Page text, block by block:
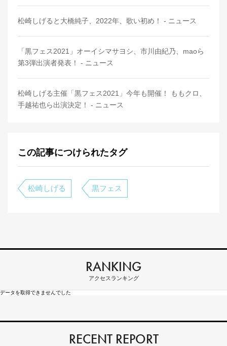
松崎しげると大橋純子、2022年、歌い初め！ - ニュース
「黒フェス2021」オーイシマサヨシ、市川由紀乃、maoら
第3弾出演者発表！ - ニュース
松崎しげる主催「黒フェス2021」今年も開催！ ももクロ、
手越祐也ら出演決定！ - ニュース
この記事につけられたタグ
松崎しげる 黒フェス
RANKING
アクセスランキング
データを取得できませんでした
RECENT REPORT